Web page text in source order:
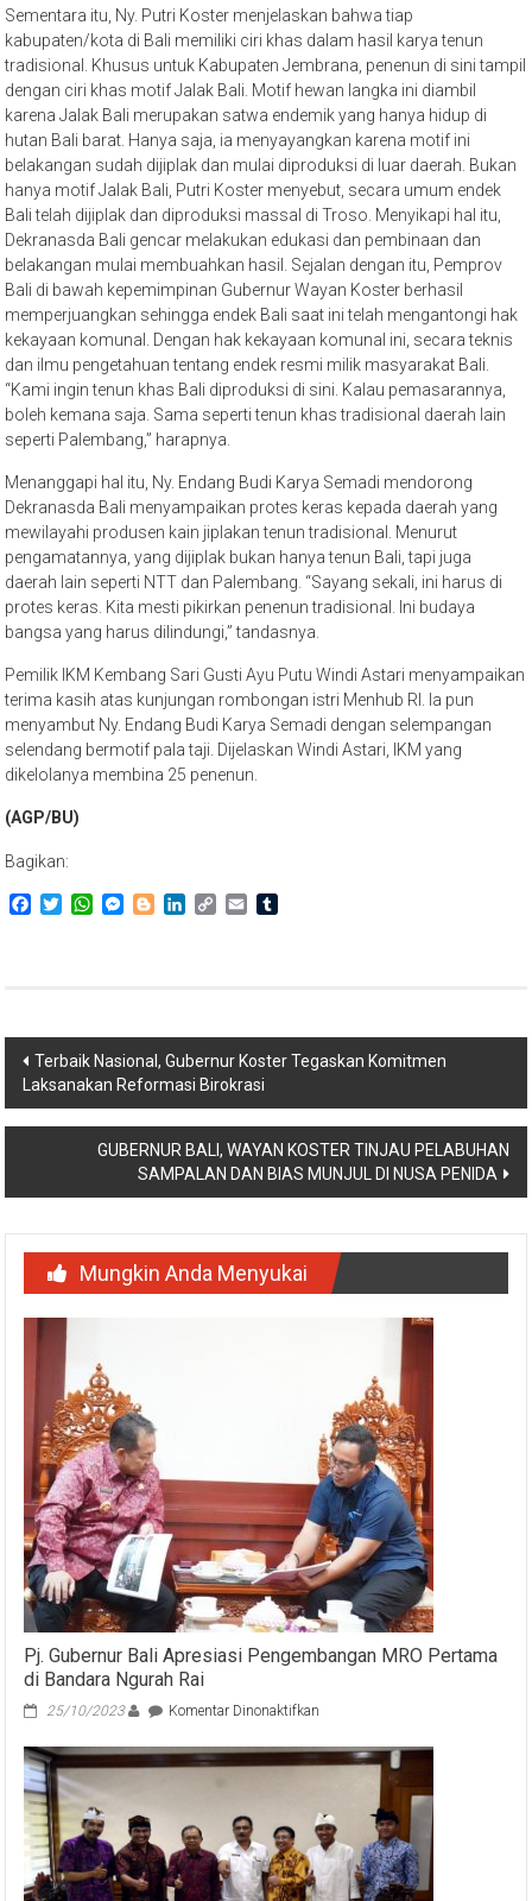
Sementara itu, Ny. Putri Koster menjelaskan bahwa tiap
kabupaten/kota di Bali memiliki ciri khas dalam hasil karya tenun
tradisional. Khusus untuk Kabupaten Jembrana, penenun di sini tampil
dengan ciri khas motif Jalak Bali. Motif hewan langka ini diambil
karena Jalak Bali merupakan satwa endemik yang hanya hidup di
hutan Bali barat. Hanya saja, ia menyayangkan karena motif ini
belakangan sudah dijiplak dan mulai diproduksi di luar daerah. Bukan
hanya motif Jalak Bali, Putri Koster menyebut, secara umum endek
Bali telah dijiplak dan diproduksi massal di Troso. Menyikapi hal itu,
Dekranasda Bali gencar melakukan edukasi dan pembinaan dan
belakangan mulai membuahkan hasil. Sejalan dengan itu, Pemprov
Bali di bawah kepemimpinan Gubernur Wayan Koster berhasil
memperjuangkan sehingga endek Bali saat ini telah mengantongi hak
kekayaan komunal. Dengan hak kekayaan komunal ini, secara teknis
dan ilmu pengetahuan tentang endek resmi milik masyarakat Bali.
“Kami ingin tenun khas Bali diproduksi di sini. Kalau pemasarannya,
boleh kemana saja. Sama seperti tenun khas tradisional daerah lain
seperti Palembang,” harapnya.
Menanggapi hal itu, Ny. Endang Budi Karya Semadi mendorong
Dekranasda Bali menyampaikan protes keras kepada daerah yang
mewilayahi produsen kain jiplakan tenun tradisional. Menurut
pengamatannya, yang dijiplak bukan hanya tenun Bali, tapi juga
daerah lain seperti NTT dan Palembang. “Sayang sekali, ini harus di
protes keras. Kita mesti pikirkan penenun tradisional. Ini budaya
bangsa yang harus dilindungi,” tandasnya.
Pemilik IKM Kembang Sari Gusti Ayu Putu Windi Astari menyampaikan
terima kasih atas kunjungan rombongan istri Menhub RI. Ia pun
menyambut Ny. Endang Budi Karya Semadi dengan selempangan
selendang bermotif pala taji. Dijelaskan Windi Astari, IKM yang
dikelolanya membina 25 penenun.
(AGP/BU)
Bagikan:
Facebook
TwitterWhatsApp
Messenger
BloggerLinkedIn
CopyEmail
Navigasi
pos
Terbaik Nasional, Gubernur Koster Tegaskan Komitmen
Laksanakan Reformasi Birokrasi
GUBERNUR BALI, WAYAN KOSTER TINJAU PELABUHAN
SAMPALAN DAN BIAS MUNJUL DI NUSA PENIDA
Mungkin Anda Menyukai
Pj. Gubernur Bali Apresiasi Pengembangan MRO Pertama
di Bandara Ngurah Rai
25/10/2023 Komentar Dinonaktifkan
Gubernur
Pengembangan
MRO
Pertama
di